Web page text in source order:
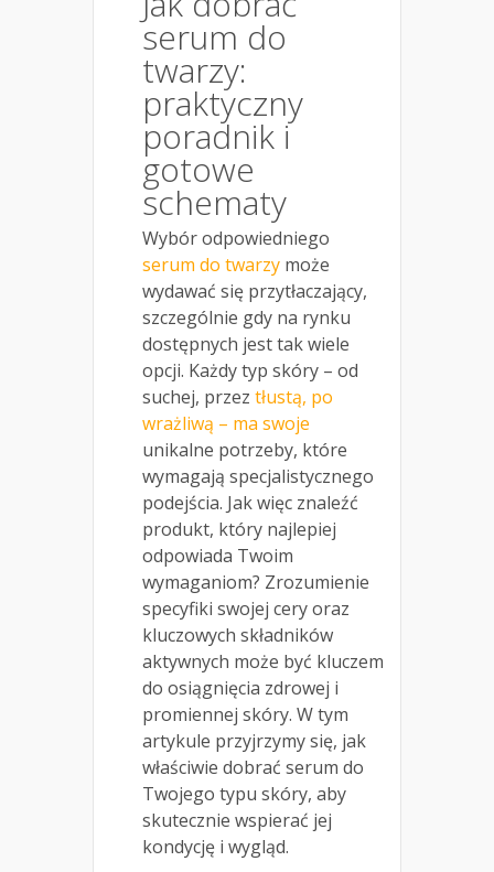
serum do
twarzy:
praktyczny
poradnik i
gotowe
schematy
Wybór odpowiedniego
serum do twarzy może
wydawać się przytłaczający,
szczególnie gdy na rynku
dostępnych jest tak wiele
opcji. Każdy typ skóry – od
suchej, przez tłustą, po
wrażliwą – ma swoje
unikalne potrzeby, które
wymagają specjalistycznego
podejścia. Jak więc znaleźć
produkt, który najlepiej
odpowiada Twoim
wymaganiom? Zrozumienie
specyfiki swojej cery oraz
kluczowych składników
aktywnych może być kluczem
do osiągnięcia zdrowej i
promiennej skóry. W tym
artykule przyjrzymy się, jak
właściwie dobrać serum do
Twojego typu skóry, aby
skutecznie wspierać jej
kondycję i wygląd.